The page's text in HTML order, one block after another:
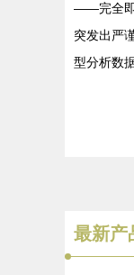
——完全即
突发出严
型分析数
最新产